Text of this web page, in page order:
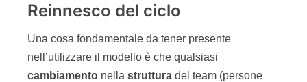
Reinnesco del ciclo
Una cosa fondamentale da tener presente
nell’utilizzare il modello è che qualsiasi
cambiamento nella struttura del team (persone